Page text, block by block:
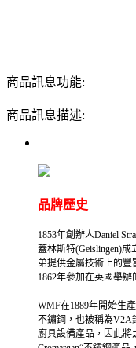
商品訊息功能:
商品訊息描述:
品牌歷史
1853年創辦人Daniel
蓋林斯特(Geislingen)成
弟提供金屬技術上的豐
1862年參加在英國舉
WMF在1889年開始生
不鏽鋼，也被稱為V2A
廚具設備產品，因此將